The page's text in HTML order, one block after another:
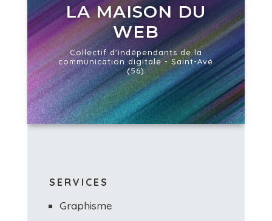
LA MAISON DU
WEB
Collectif d'indépendants de la
communication digitale - Saint-Avé
(56)
SERVICES
Graphisme